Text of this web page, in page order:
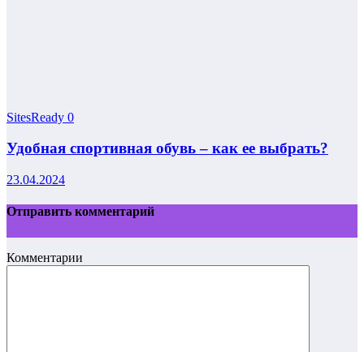
SitesReady 0
Удобная спортивная обувь – как ее выбрать?
23.04.2024
Отправить комментарий
Комментарии